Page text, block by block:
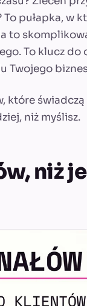
pułapka, w
to
To klucz do
Twojego
które
niż myślisz.
niż